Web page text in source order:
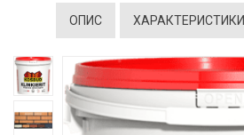
ОПИС ХАРАКТЕРИСТИКИ